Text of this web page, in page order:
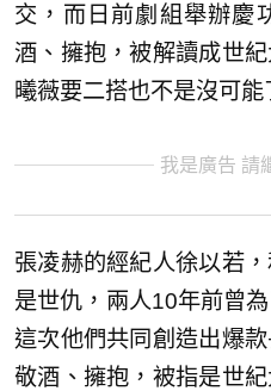
交，而日前劇組舉辦慶
酒、擁抱，被解讀成世
曦薇要二搭也不是沒可能
我是廣告 請
張凌赫的經紀人徐以若
是世仇，兩人10年前曾
這次他們共同創造出爆
敬酒、擁抱，被指是世